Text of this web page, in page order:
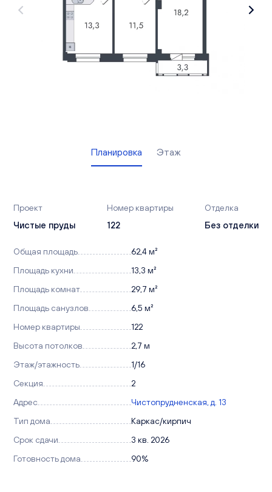
Вакансии
Офисы продаж
Планировка Этаж
Проект
Чистые пруды
Номер квартиры
122
Отделка
Без отделки
Общая площадь
62,4 м²
Площадь кухни
13,3 м²
Площадь комнат
29,7 м²
Площадь санузлов
6,5 м²
Номер квартиры
122
Высота потолков
2,7 м
Этаж/этажность
1/16
Секция
2
Адрес
Чистопрудненская, д. 13
Тип дома
Каркас/кирпич
Срок сдачи
3 кв. 2026
Готовность дома
90%